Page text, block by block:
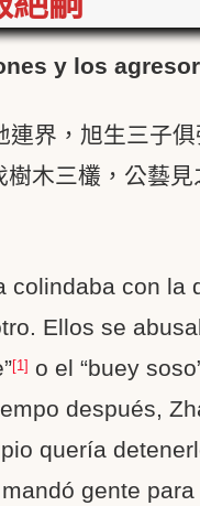
y los
界，旭生三子
木三欉，公藝
con
Ellos se
[1] o el “buey
después,
quería
gente